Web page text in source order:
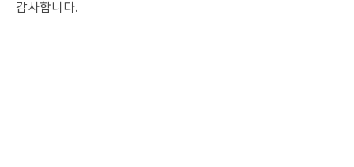
감사합니다.